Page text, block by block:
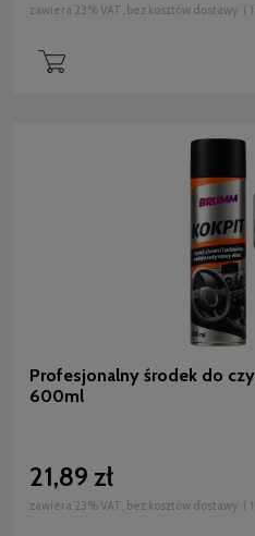
zawiera 23% VAT, bez kosztów dostawy (
Profesjonalny środek do
600ml
21,89 zł
zawiera 23% VAT, bez kosztów dostawy (